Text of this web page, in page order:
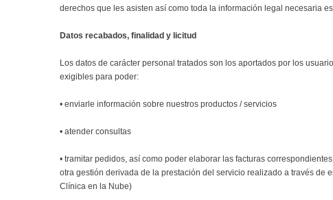
derechos que les asisten así como toda la información legal necesaria
Datos recabados, finalidad y licitud
Los datos de carácter personal tratados son los aportados por los
exigibles para poder:
• enviarle información sobre nuestros productos / servicios
• atender consultas
• tramitar pedidos, así como poder elaborar las facturas
otra gestión derivada de la prestación del servicio realizado a través
Clínica en la Nube)